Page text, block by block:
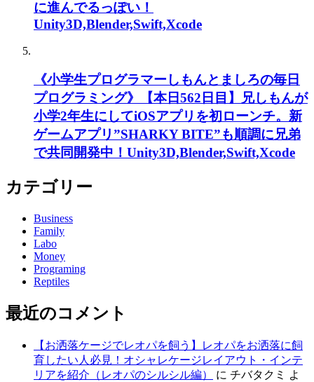
に進んでるっぽい！
Unity3D,Blender,Swift,Xcode
《小学生プログラマーしもんとましろの毎日
プログラミング》【本日562日目】兄しもんが
小学2年生にしてiOSアプリを初ローンチ。新
ゲームアプリ”SHARKY BITE”も順調に兄弟
で共同開発中！Unity3D,Blender,Swift,Xcode
カテゴリー
Business
Family
Labo
Money
Programing
Reptiles
最近のコメント
【お洒落ケージでレオパを飼う】レオパをお洒落に飼
育したい人必見！オシャレケージレイアウト・インテ
リアを紹介（レオパのシルシル編）
に チバタクミ
よ